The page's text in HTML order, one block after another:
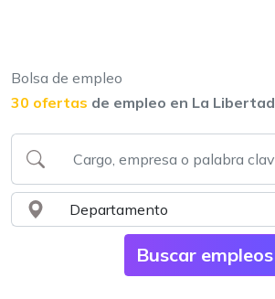
Bolsa de empleo
30 ofertas de empleo en La Libertad